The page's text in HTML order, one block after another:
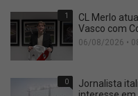
1
CL Merlo
Vasco com
06/08/2026 •
0
Jornalista